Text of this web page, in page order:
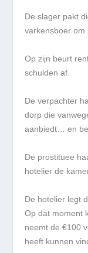
De slager pakt
varkensboer om
Op zijn beurt
schulden af.
De verpachter
dorp die​
aanbiedt… en
De prostituee
hotelier de
De hotelier legt
Op dat moment
neemt de €100
heeft kunnen